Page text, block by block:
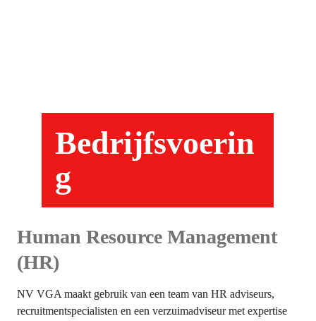
Bedrijfsvoerin
g
Human Resource Management
(HR)
NV VGA maakt gebruik van een team van HR adviseurs,
recruitmentspecialisten en een verzuimadviseur met expertise